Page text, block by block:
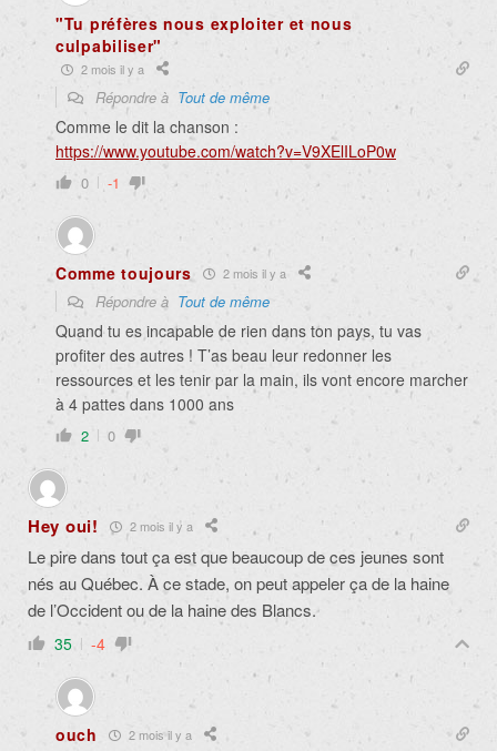
"Tu préfères nous exploiter et nous
culpabiliser"
2 mois il y a
Répondre à Tout de même
Comme le dit la chanson :
https://www.youtube.com/watch?v=V9XElILoP0w
0 -1
Comme toujours 2 mois il y a
Répondre à Tout de même
Quand tu es incapable de rien dans ton pays, tu vas
profiter des autres ! T’as beau leur redonner les
ressources et les tenir par la main, ils vont encore marcher
à 4 pattes dans 1000 ans
2 0
Hey oui! 2 mois il y a
Le pire dans tout ça est que beaucoup de ces jeunes sont
nés au Québec. À ce stade, on peut appeler ça de la haine
de l’Occident ou de la haine des Blancs.
35 -4
ouch 2 mois il y a